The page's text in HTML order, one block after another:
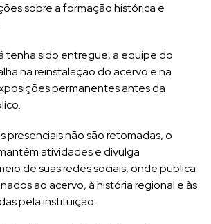
sobre a formação histórica e
tenha sido entregue, a equipe do
na reinstalação do acervo e na
permanentes antes da
presenciais não são retomadas, o
atividades e divulga
de suas redes sociais, onde publica
ao acervo, à história regional e às
pela instituição.